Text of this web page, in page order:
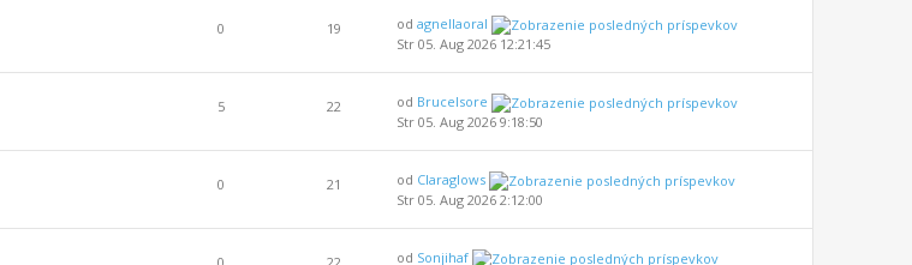
0 19 odagnellaoral
Str 05. Aug 2026 12:21:45
5 22 od BruceIsore
Str 05. Aug 2026 9:18:50
0 21 od Claraglows
Str 05. Aug 2026 2:12:00
od Sonjihaf